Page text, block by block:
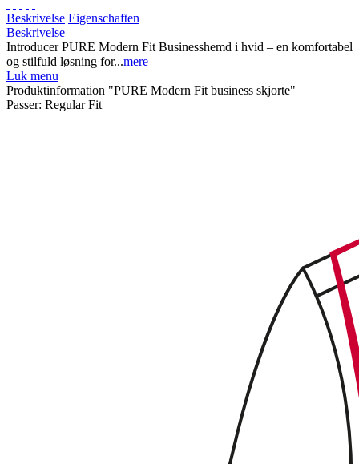
Beskrivelse Eigenschaften
Beskrivelse
Introducer PURE Modern Fit Businesshemd i hvid – en komfortabel
og stilfuld løsning for...mere
Luk menu
Produktinformation "PURE Modern Fit business skjorte"
Passer: Regular Fit